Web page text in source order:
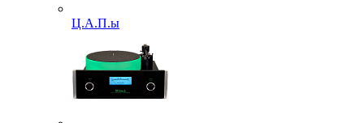
Ц.А.П.ы